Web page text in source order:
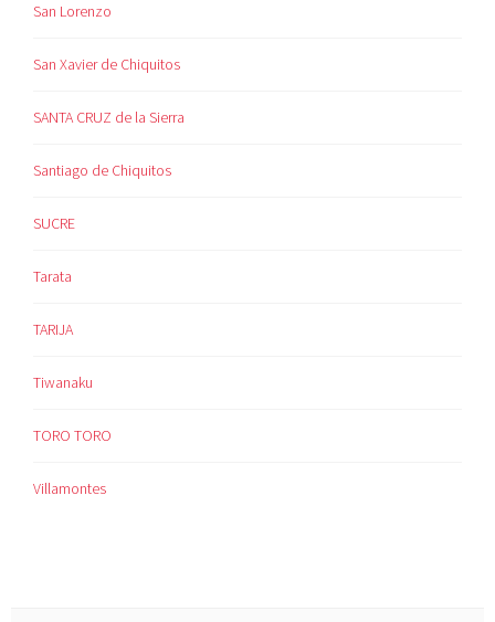
San Lorenzo
San Xavier de Chiquitos
SANTA CRUZ de la Sierra
Santiago de Chiquitos
SUCRE
Tarata
TARIJA
Tiwanaku
TORO TORO
Villamontes